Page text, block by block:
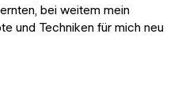
bei weitem mein
und Techniken für mich neu